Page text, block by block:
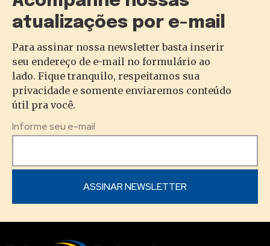
atualizações por e-mail
Para assinar nossa newsletter basta inserir
seu endereço de e-mail no formulário ao
lado. Fique tranquilo, respeitamos sua
privacidade e somente enviaremos conteúdo
útil pra você.
Informe seu e-mail